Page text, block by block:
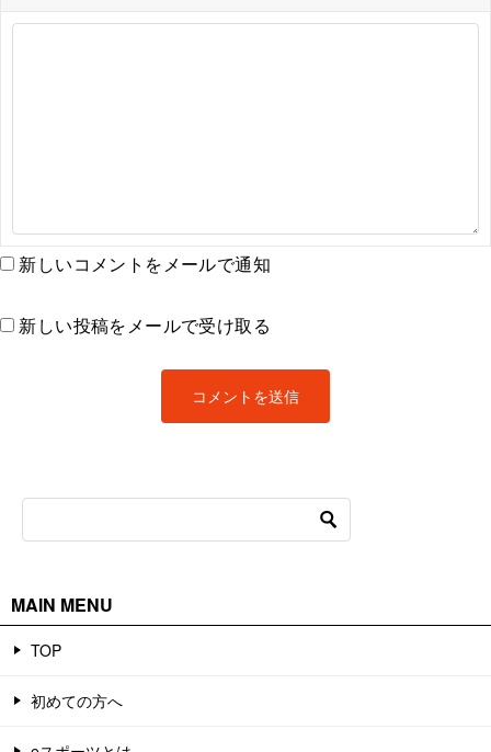
新しいコメントをメールで通知
新しい投稿をメールで受け取る
MAIN MENU
TOP
初めての方へ